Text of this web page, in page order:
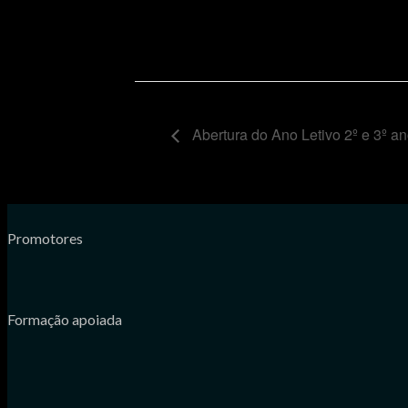
Abertura do Ano Letivo 2º e 3º
Promotores
Formação apoiada